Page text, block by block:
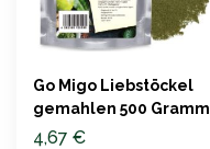
Go Migo Liebstöckel
gemahlen 500 Gramm
4,67 €